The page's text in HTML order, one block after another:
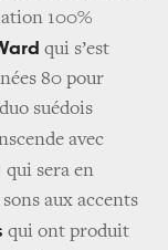
100%
qui s’est
80 pour
suédois
avec
qui sera en
aux accents
qui ont produit